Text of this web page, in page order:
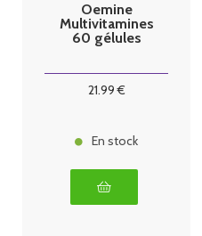
Oemine
Multivitamines
60 gélules
21.99€
En stock